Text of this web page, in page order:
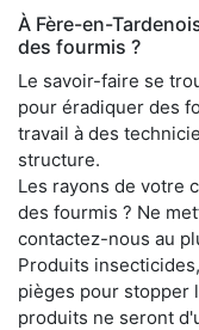
À Fère-en-
des fourmis ?
Le savoir-faire se
pour éradiquer des
travail à des
structure.
Les rayons de votre
des fourmis ? Ne
contactez-nous au
Produits
pièges pour stopper
produits ne seront